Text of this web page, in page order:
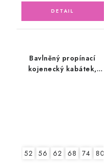
Bavlněný propínací
kojenecký kabátek,
52 56 62 68 74 80